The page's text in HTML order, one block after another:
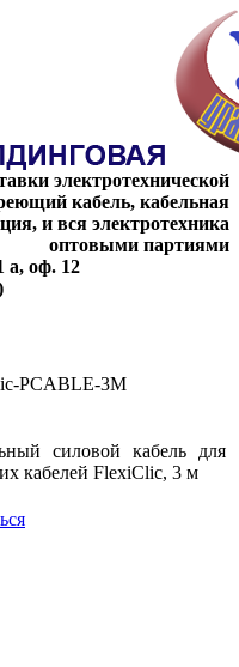
электротехнической
кабель, кабельная
и вся электротехника
оптовыми партиями
а, оф. 12
PCABLE-3M
силовой кабель для
кабелей FlexiClic, 3 м